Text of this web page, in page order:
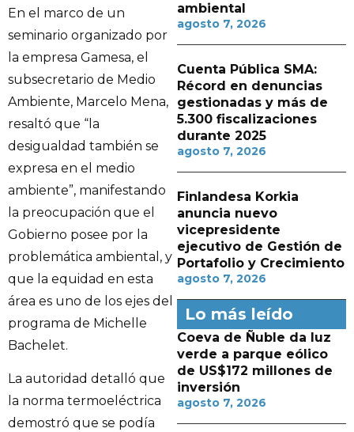
En el marco de un
seminario organizado por
la empresa Gamesa, el
subsecretario de Medio
Ambiente, Marcelo Mena,
resaltó que “la
desigualdad también se
expresa en el medio
ambiente”, manifestando
la preocupación que el
Gobierno posee por la
problemática ambiental, y
que la equidad en esta
área es uno de los ejes del
programa de Michelle
Bachelet.
La autoridad detalló que
la norma termoeléctrica
demostró que se podía
ambiental
agosto 7, 2026
Cuenta Pública SMA:
Récord en denuncias
gestionadas y más de
5.300 fiscalizaciones
durante 2025
agosto 7, 2026
Finlandesa Korkia
anuncia nuevo
vicepresidente
ejecutivo de Gestión de
Portafolio y Crecimiento
agosto 7, 2026
Lo más leído
Coeva de Ñuble da luz
verde a parque eólico
de US$172 millones de
inversión
agosto 7, 2026